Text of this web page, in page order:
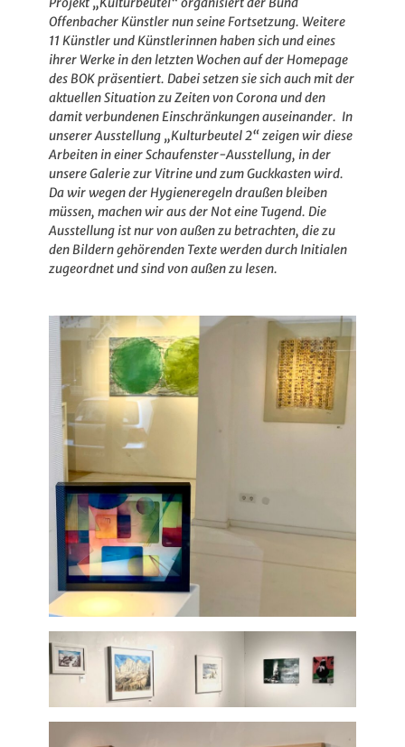
Offenbacher Künstler nun seine Fortsetzung. Weitere
11 Künstler und Künstlerinnen haben sich und eines
ihrer Werke in den letzten Wochen auf der Homepage
des BOKpräsentiert. Dabei setzen sie sich auch mit der
aktuellen Situation zu Zeiten von Corona und den
damit verbundenen Einschränkungen auseinander. In
unserer Ausstellung „Kulturbeutel 2“ zeigen wir diese
Arbeiten in einer Schaufenster-Ausstellung, in der
unsere Galerie zur Vitrine und zum Guckkasten wird.
Da wir wegen der Hygieneregeln draußen bleiben
müssen, machen wir aus der Not eine Tugend. Die
Ausstellung ist nur von außen zu betrachten, die zu
den Bildern gehörenden Texte werden durch Initialen
zugeordnet und sind von außen zu lesen.